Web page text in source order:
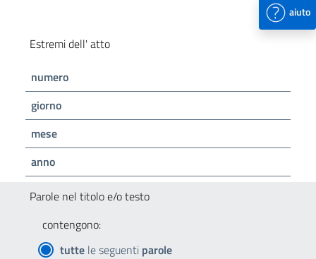
aiuto
Estremi dell' atto
numero
giorno
mese
anno
Parole nel titolo e/o testo
contengono:
tutte le seguenti parole